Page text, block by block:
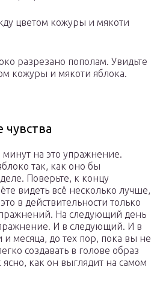
цветом кожуры и мякоти
разрезано пополам. Увидьте
кожуры и мякоти яблока.
чувства
минут на это упражнение.
так, как оно бы
Поверьте, к концу
видеть всё несколько лучше,
в действительности только
На следующий день
И в следующий. И в
месяца, до тех пор, пока вы не
создавать в голове образ
ясно, как он выглядит на самом